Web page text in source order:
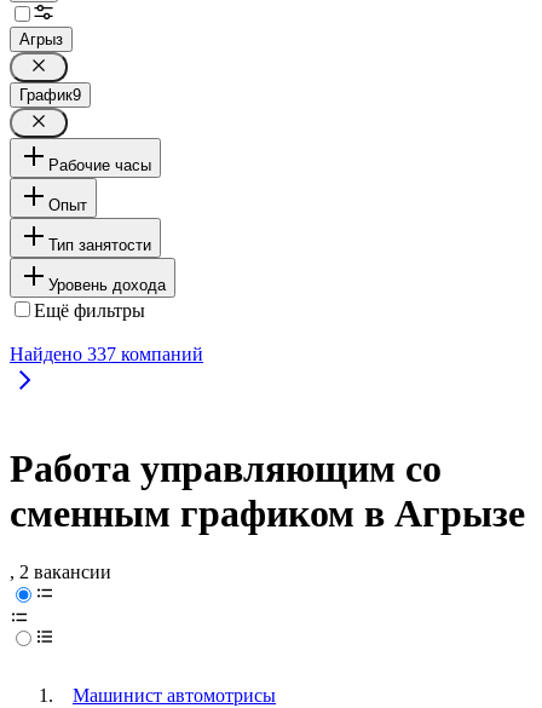
Агрыз
График9
Рабочие часы
Опыт
Тип занятости
Уровень дохода
Ещё фильтры
Найдено 337 компаний
Работа управляющим со
сменным графиком в Агрызе
, 2 вакансии
Машинист автомотрисы